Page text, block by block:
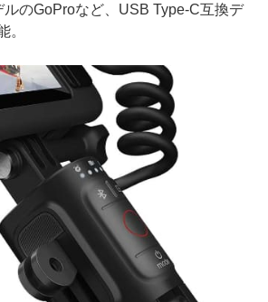
のGoProなど、USB Type-C互換デ
。